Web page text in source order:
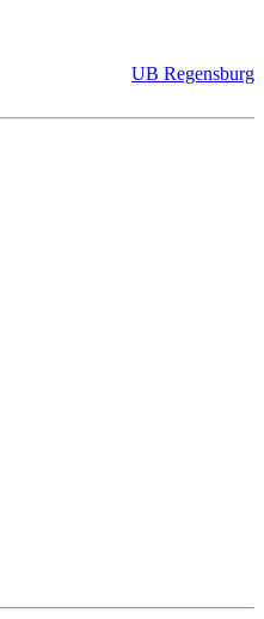
UB Regensburg